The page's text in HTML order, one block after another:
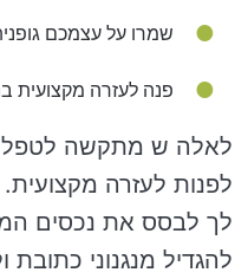
שמרו על עצמכם
פנה לעזרה מקצועית
לאלה ש מתקשה לטפל
לפנות לעזרה
לך לבסס את נכסים
להגדיל מנגנוני